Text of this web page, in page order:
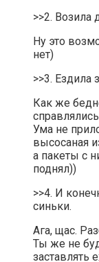
>>2. Возила
Ну это
нет)
>>3. Ездила
Как же
Ума не
высосаная
а пакеты с
поднял))
>>4. И
синьки.
Ага, щас.
Ты же не
заставлять